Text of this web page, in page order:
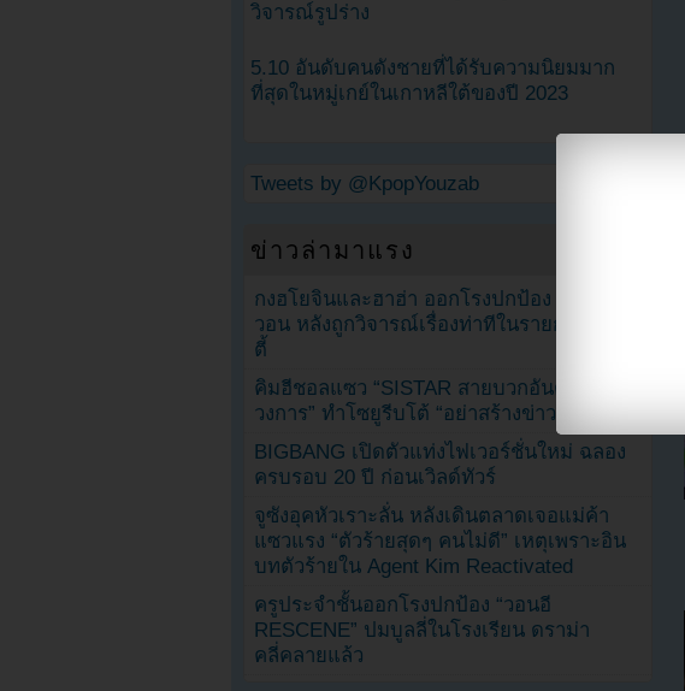
วิจารณ์รูปร่าง
5.10 อันดับคนดังชายที่ได้รับความนิยมมาก
ที่สุดในหมู่เกย์ในเกาหลีใต้ของปี 2023
Tweets by @KpopYouzab
ข่าวล่ามาแรง
กงฮโยจินและฮาฮ่า ออกโรงปกป้อง จองจุน
วอน หลังถูกวิจารณ์เรื่องท่าทีในรายการวาไร
ตี้
คิมฮีชอลแซว “SISTAR สายบวกอันดับ 1 ใน
วงการ” ทำโซยูรีบโต้ “อย่าสร้างข่าวลือ!”
BIGBANG เปิดตัวแท่งไฟเวอร์ชั่นใหม่ ฉลอง
ครบรอบ 20 ปี ก่อนเวิลด์ทัวร์
จูซังอุคหัวเราะลั่น หลังเดินตลาดเจอแม่ค้า
แซวแรง “ตัวร้ายสุดๆ คนไม่ดี” เหตุเพราะอิน
บทตัวร้ายใน Agent Kim Reactivated
ครูประจำชั้นออกโรงปกป้อง “วอนอี
RESCENE” ปมบูลลี่ในโรงเรียน ดราม่า
คลี่คลายแล้ว